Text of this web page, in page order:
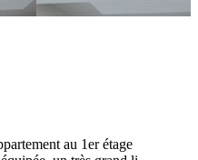
au 1er étage